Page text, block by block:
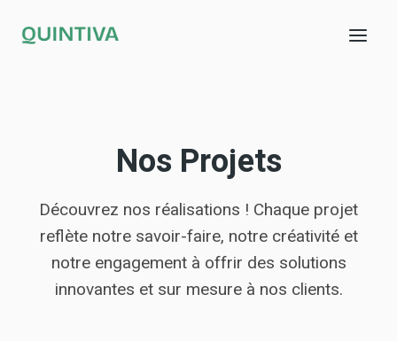
Nos Projets
Découvrez nos réalisations ! Chaque projet
reflète notre savoir-faire, notre créativité et
notre engagement à offrir des solutions
innovantes et sur mesure à nos clients.